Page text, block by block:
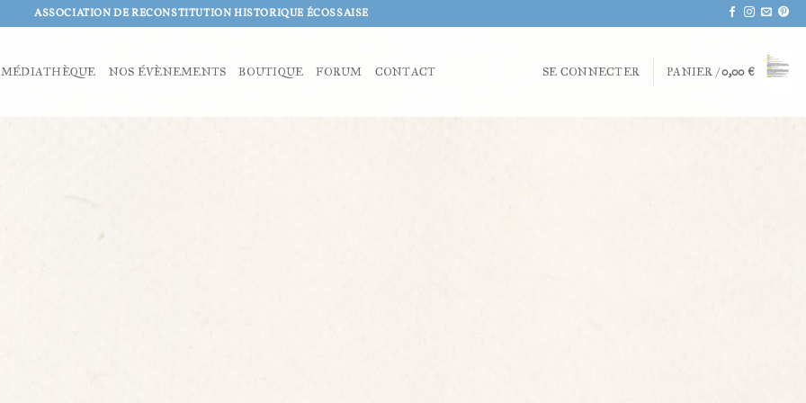
ASSOCIATION DE RECONSTITUTION HISTORIQUE ÉCOSSAISE
MÉDIATHÈQUE NOS ÉVÈNEMENTS BOUTIQUE FORUM CONTACT SE CONNECTER PANIER /0,00€